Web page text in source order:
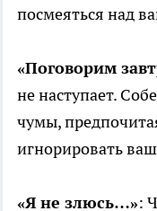
посмеяться над
«Поговорим
не наступает.
чумы,
игнорировать
«Я не злюсь…»: